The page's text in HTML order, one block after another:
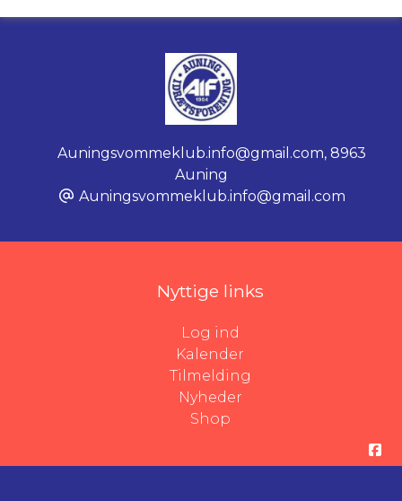
Auningsvommeklub.info@gmail.com, 8963
Auning
Auningsvommeklub.info@gmail.com
Nyttige links
Log ind
Kalender
Tilmelding
Nyheder
Shop